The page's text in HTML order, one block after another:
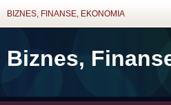
BIZNES, FINANSE, EKONOMIA
Biznes,